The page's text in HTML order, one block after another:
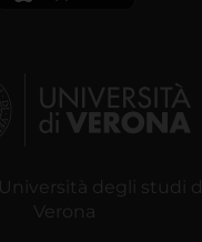
Università degli studi di
Verona